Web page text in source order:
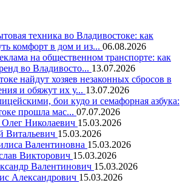
техника во Владивостоке: как
комфорт в дом и из... 06.08.2026
на общественном транспорте: как
во Владивосто... 13.07.2026
найдут хозяев незаконных сбросов в
и обяжут их у... 13.07.2026
бои кудо и семафорная азбука:
прошла мас... 07.07.2026
Николаевич 15.03.2026
Витальевич 15.03.2026
Валентиновна 15.03.2026
Викторович 15.03.2026
Валентинович 15.03.2026
Александрович 15.03.2026